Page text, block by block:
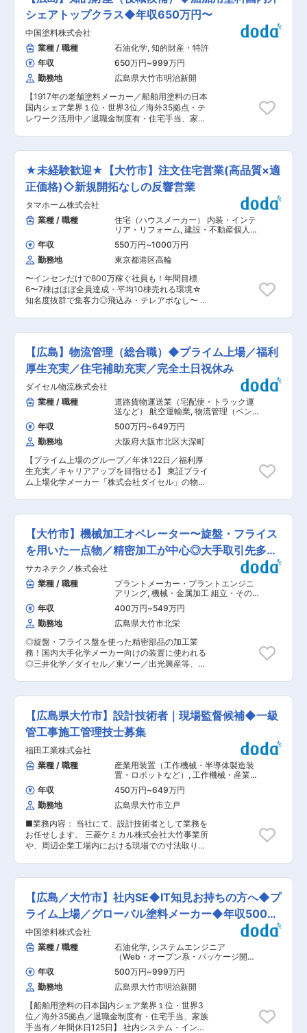
も充実。U・Iターン支援もあり、長期的に安定し
て就業できます。 ■業務の魅力・成長環境 1mm
単位の精密設計や短納期・低コスト施工を強みと
し、地元大手企業との長期取引により安定した経
営基盤を確立しています。多様な案件に携わるこ
とで、幅広い建築ノウハウの習得が可能です。入
社後はレクチャーやOJT、段階的な技術習得支援
を通じて成長を支援。資格取得支援や研修制度も
整っており、経験の浅い方でも安心してスキルア
ップできます。 ■キャリアパス・企業の特徴 施
工管理技士資格を活かし、将来的には現場所長や
続く地域密着企業として、合理化・効率化を追求
した高品質施工と幅広い事業領域を強みに、安定
業務
・入荷、保管、梱包、出荷、配送にいたるまでの
プロセス一連の管理・指示 ・所内で働くスタッ
フ、ドライバーの人員管理 ・荷主に対して、物流
改善・コスト削減のための企画・提案 ・荷主（主
にダイセルグループ）、協力会社との交渉 ※幹部
候補としての採用になります。 そのため、将来は
物流センターや営業所の部門長として、部門運営
社後の研修について 第二新卒採用のため、新入社
員研修として ・ダイセル社員と共にダイセルのモ
ノづくり研修 ・ダイセル物流内での研修 あわせ
礎を体系的に学べる環境が整っております！ ■働
き方 ※配属先により異なりますが、多くの勤務先
ではダイセル社員と共に働くことになります。 本
社系部門： ・フレックスタイム制 ・オフィスカ
ジュアルを導入 ・土日祝休み(年間休日：122日)
・残業時間も20時間程度 ・借り上げ社宅制度あ
り（家賃の8割を会社負担） └全国転勤が発生す
る中でも安心して頂くことができ、ライフワーク
バランスを保ち働くことが可能です◎ ■年収例 ・
35歳 主任クラス 年収709万円 月収42.5万円(配偶
者扶養 子供2人) ・40歳 課長クラス 年収873万円
月収53.5万円(配偶者扶養 子供2人) ・50歳 部長ク
ラス 年収1,103万円 月収62.5万円(配偶者扶養 子
ります。 変更の範囲：会社の定める業務
シェアトップクラス◆年収650万円〜
中国塗料株式会社
業種 / 職種
石油化学, 知的財産・特許
年収
650万円~999万円
勤務地
広島県大竹市明治新開
【1917年の老舗塗料メーカー／船舶用塗料の日本
国内シェア業界１位・世界3位／海外35拠点・テ
レワーク活用中／退職金制度有・住宅手当、家族
成、中間処理、権利化までを行う。 ・事業／開発
戦略に基づく知財戦略の策定 ・特許調査（IPラン
ドスケープ含む）、パテントクリアランス、交
渉、知財係争対応、知財関連契約 ■組織構成：
・部長1人（50代）、40代（1人）、30代（4
人）（計6人：男性3人、女性3人） ■採用背景：
知財面から事業を支援、強化するため、組織とし
て知財力の更なる向上とリソースの充実を図りた
いと考えています。 ■就業環境： ・土日祝休み
年間休日125日とON/OFFメリハリをつけて働く
ことが出来る環境です。 ・原則出勤となります
が、在宅勤務、時差出勤制度導入に向けて準備中
です。 ・昇給も毎年行われており、給与も着実に
上げていくことが可能な環境です。 ■当社の魅
力： 1917年創業の老舗塗料メーカーであり、船
舶用塗料の日本国内シェア業界１位となっていま
ェアを取っている企業であり、世界35か所に拠点
をもち、中国・韓国をはじめヨーロッパ圏でも安
定して受注しています 変更の範囲：会社の定める
業務
★未経験歓迎★【大竹市】注文住宅営業(高品質×適
正価格)◇新規開拓なしの反響営業
タマホーム株式会社
業種 / 職種
住宅（ハウスメーカー） 内装・インテ
リア・リフォーム, 建設・不動産個人営
業 販売・接客・売り場担当
年収 550万円~1000万円
勤務地
東京都港区高輪
〜インセンだけで800万稼ぐ社員も！年間目標
6〜7棟はほぼ全員達成・平均10棟売れる環境☆
知名度抜群で集客力◎飛込み・テレアポなし〜 ■
認知度があり、問合せ・来店が多い為、飛込みや
テレアポはありません。 ■業務詳細 ・ヒアリン
グ・プラン作成 予算や家族構成、理想の暮らしを
伺い、専用ソフトで間取り・外観・内観のイメー
ジを作成します。 ・提案 モニターを使い住宅設
備や間取りイメージを分かりやすくご説明しま
す。 ・その他業務 現地・役所調査、住宅ローン
の相談、契約手続き、着工〜引渡しまでのフォロ
ーを担当します。 ■商材の強み 業界平均の約半
額で提供できる“高品質×適正価格”が強みで、一
般的に4〜6ヶ月かかる工期も約75日で完成しま
す。短工期により、賃貸の延長や仮住まいの費用
負担を抑えられる点も評価されています。 ■教育
体制 上司・先輩に相談しやすい風土で、OJTを中
心に、1か月でデビューできる育成体制が整って
います。 プラン作成はシステム化されており、未
800万以上稼ぐ社員もいます。 年間目標は6〜7棟
で、ほぼ全員達成しており、平均契約数は約10棟
と成果を上げやすい環境です。 契約・着工・上
棟・引渡しごとにインセンティブが翌月支給さ
れ、案件が進むほど収入も積み上がる仕組みで
す。 入社3年で主任、4年で係長、9年で支店長に
昇進するなど、スピード昇進も可能です。 ■働き
方・福利厚生 残業月20〜30h、年休120日と働き
やすい環境です。 子ども同伴勤務制度や半日・時
間有給に加え、住宅手当（最大3万円/月）、住宅
取得補助、資格手当、財形・年金制度、出産祝金
など福利厚生も充実しています。 ■当社について
◎年間受注・着工棟数トップクラス！年間引き渡
スメーカー ◎「日本の家は高すぎる」という想い
から、建材の直取引・施工管理の効率化により高
心に、戸建分譲・リフォーム・集合住宅・マンシ
ョン・保険・インテリアなど幅広く事業展開 変更
の範囲：会社の定める業務
【広島】物流管理（総合職）◆プライム上場／福利
厚生充実／住宅補助充実／完全土日祝休み
ダイセル物流株式会社
業種 / 職種
道路貨物運送業（宅配便・トラック運
送など） 航空運輸業, 物流管理（ベン
ダー管理・配送管理・受発注管理な
ど） 倉庫管理・在庫管理
年収 500万円~649万円
勤務地
大阪府大阪市北区大深町
【プライム上場のグループ／年休122日／福利厚
生充実／キャリアアップを目指せる】 東証プライ
ム上場化学メーカー「株式会社ダイセル」の物流
【変更の範囲：会社の定める業務】 （1）入荷、
保管、梱包、出荷、配送にいたるまでのプロセス
一連の管理・指示 （2）所内で働くスタッフ、ド
ライバーの人員管理 （3）荷主に対して、物流改
善・コスト削減のための提案・構築 （4）荷主
（主にダイセルグループ）、協力会社との交渉 ※
将来は、物流センターや営業所の部門長として部
門運営を行っていただきます。 ■充実の住宅補助
・借り上げ社宅に8割企業様負担で住むことが可
能です。 ・全国転勤が発生する中でも安心してい
ただける環境です。 ■環境 （1）研修体制…外部
コンサルが行う研修、ダイセル社員と共にダイセ
ルが企画する研修、自己啓発支援など、様々な教
育制度があります。 （2）職場環境…配属先によ
り異なりますが、多くの勤務先でダイセル社員と
共に働くことになります。一部ではフリーアドレ
ム制、オフィスカジュアルを導入しています。 ■
年収例 ・35歳 主任クラス 年収709万円 月収42.5
万円(配偶者扶養 子供2人) ・40歳 課長クラス 年
収873万円 月収53.5万円(配偶者扶養 子供2人) ・
50歳 部長クラス 年収1,103万円 月収62.5万円(配
偶者扶養 子供2人) ※22歳で新卒入社した際のモデ
億円を超える「ダイセル」100％出資の物流会社
です。創業70年を超える、安定企業です。危険物
輸送・危険物保管のノウハウに長けており、危険
物専用タンクローリーだけで65台以上の保有台数
を誇ります。 人事評価制度は目標管理制度
（MBO）を導入し、上長と目標を設定、達成度を
日、有給消化率約7割、育児／介護／私傷病休暇
制度など環境が整っています。 変更の範囲：会社
【大竹市】機械加工オペレーター〜旋盤・フライス
を用いた一点物／精密加工が中心◎大手取引先多数
で安定
サカネテクノ株式会社
業種 / 職種
プラントメーカー・プラントエンジニ
アリング, 機械・金属加工 組立・その
他製造職
年収 400万円~549万円
勤務地
広島県大竹市北栄
◎旋盤・フライス盤を使った精密部品の加工業
務！国内大手化学メーカー向けの装置に使われる
◎三井化学／ダイセル／東ソー／出光興産等、国
用）あり ■業務概要 当社は石油化学工場や各種
プラント向けの機械装置メンテナンスと製作で高
い評価を受けており、本社工場にて旋盤やフライ
ス盤を使用した機械加工および製作業務を担当し
ていただきます。主に国内大手化学メーカーをは
じめとした優良企業向けの精密部品や装置の製作
が中心です。 ■業務詳細 ・機械図面をもとに、
旋盤やフライス盤を操作して各種部品の加工を行
います ・加工素材のセット、寸法確認、仕上げ・
組立まで一連の業務を担います ・製品の品質や納
期に配慮し、工程管理や現場内での改善提案も行
います ・必要に応じて現場作業や顧客先への製品
納入業務も担当いただく場合があります ・業務に
は安全管理や日々の機械メンテナンスも含まれま
す ■扱うサービス 当社は石油化学工場用の特殊
装置・部品の受託製作を中心に、トータルメンテ
数の大手企業との取引実績があります。 ■組織構
成 現場は経験豊富な技術者を中心に構成されてお
り、若手から中堅まで幅広いメンバーが活躍。分
からないことは先輩社員が丁寧に指導します。 ■
業務の魅力 大手企業の生産を支えるやりがいと、
確かな技術を身につけられる環境です。新しい加
工技術や設備に携わる機会もあります。 ■教育体
制 新入社員向けに本社技術研修センターで2週間
以上の研修カリキュラムを用意し、未経験者も着
実にスキルアップできる体制です。 ■就業環境
年間休日124日・土日祝休み、マイカー通勤可、
育児や介護休業も取得実績あり。社宅利用可能
で、UIJターンも歓迎します。 ■想定されるキャ
【広島県大竹市】設計技術者｜現場監督候補◆一級
管工事施工管理技士募集
福田工業株式会社
業種 / 職種
産業用装置（工作機械・半導体製造装
置・ロボットなど） , 工作機械・産業機
械・ロボット 設計（機械）
年収 450万円~649万円
勤務地
広島県大竹市立戸
■業務内容： 当社にて、設計技術者として業務を
お任せします。 三菱ケミカル株式会社大竹事業所
や、周辺企業工場内における現場での寸法取りな
さい。 ■業務詳細： プラント機器の配管、大型
機械設計など、寸法をとって設計します。 （回転
機器・計装機器・安全弁装置等の設備補修など）
変更の範囲：会社の定める業務
【広島／大竹市】社内SE◆IT知見お持ちの方へ◆プ
ライム上場／グローバル塗料メーカー◆年収500
万〜
中国塗料株式会社
業種 / 職種
石油化学, システムエンジニア
（Web・オープン系・パッケージ開
発） システム開発・運用（アプリ担
当）
年収 500万円~999万円
勤務地
広島県大竹市明治新開
【船舶用塗料の日本国内シェア業界１位・世界3
位／海外35拠点／退職金制度有・住宅手当、家族
手当有／年間休日125日】 社内システム・インフ